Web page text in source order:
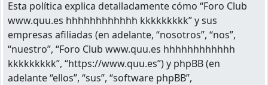
Esta política explica detalladamente cómo “Foro Club
www.quu.es hhhhhhhhhhhh kkkkkkkkk” y sus
empresas afiliadas (en adelante, “nosotros”, “nos”,
“nuestro”, “Foro Club www.quu.es hhhhhhhhhhhh
kkkkkkkkk”, “https://www.quu.es”) y phpBB (en
adelante “ellos”, “sus”, “software phpBB”,